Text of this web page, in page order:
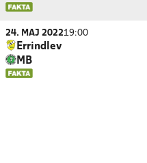
24. MAJ 202219:00
Errindlev
MB